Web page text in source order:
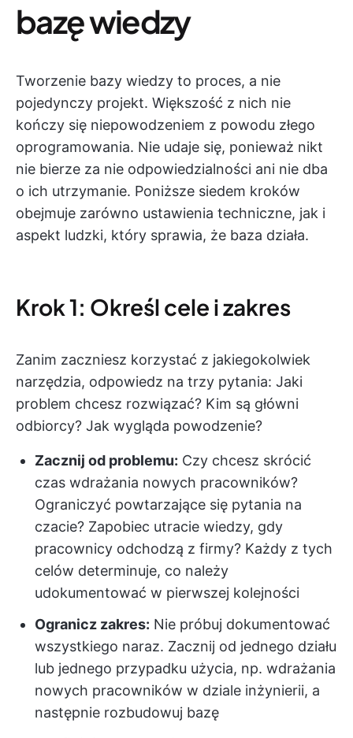
bazę wiedzy
Tworzenie bazy wiedzy to proces, a nie
pojedynczy projekt. Większość z nich nie
kończy się niepowodzeniem z powodu złego
oprogramowania. Nie udaje się, ponieważ nikt
nie bierze za nie odpowiedzialności ani nie dba
o ich utrzymanie. Poniższe siedem kroków
obejmuje zarówno ustawienia techniczne, jak i
aspekt ludzki, który sprawia, że baza działa.
Krok 1: Określ cele i zakres
Zanim zaczniesz korzystać z jakiegokolwiek
narzędzia, odpowiedz na trzy pytania: Jaki
problem chcesz rozwiązać? Kim są główni
odbiorcy? Jak wygląda powodzenie?
Zacznij od problemu: Czy chcesz skrócić
czas wdrażania nowych pracowników?
Ograniczyć powtarzające się pytania na
czacie? Zapobiec utracie wiedzy, gdy
pracownicy odchodzą z firmy? Każdy z tych
celów determinuje, co należy
udokumentować w pierwszej kolejności
Ogranicz zakres: Nie próbuj dokumentować
wszystkiego naraz. Zacznij od jednego działu
lub jednego przypadku użycia, np. wdrażania
nowych pracowników w dziale inżynierii, a
następnie rozbudowuj bazę